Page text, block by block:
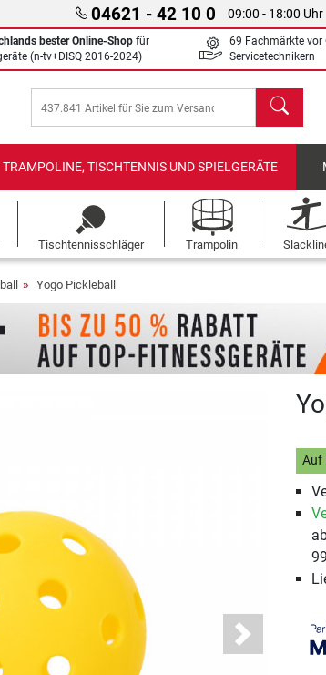
04621 - 42 10 0 09:00 - 18:00 Uhr
bester Online-Shop für
(n-tv+DISQ 2016-2024)
69 Fachmärkte vor
Servicetechnikern
Suchen
TRAMPOLINE, TISCHTENNIS UND SPIELGERÄTE
Tischtennisschläger Trampolin
Yogo Pickleball
Next
Auf